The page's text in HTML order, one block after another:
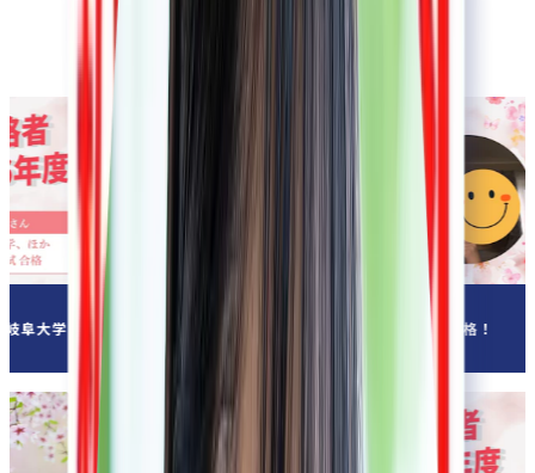
獣医学部 合格実績 多数！
年 合格！ 大阪公立大学